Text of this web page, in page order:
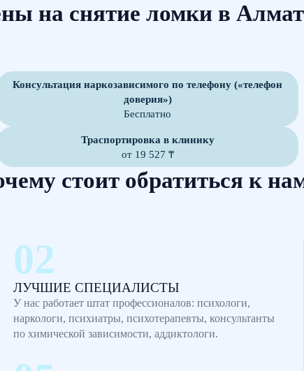
на снятие ломки в
Консультация наркозависимого по телефону («телефон
доверия»)
Бесплатно
Траспортировка в клинику
от 19 527 ₸
стоит обратиться к
ЛУЧШИЕ СПЕЦИАЛИСТЫ
У нас работает штат профессионалов: психологи,
наркологи, психиатры, психотерапевты, консультанты
по химической зависимости, аддиктологи.